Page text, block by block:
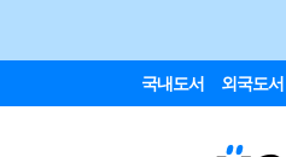
국내도서 외국도서